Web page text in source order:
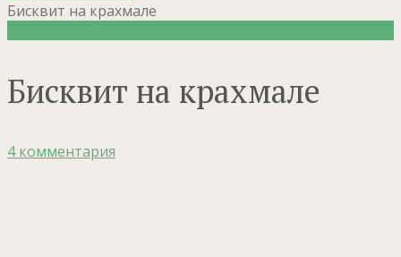
Бисквит на крахмале
Бисквит на крахмале
4 комментария